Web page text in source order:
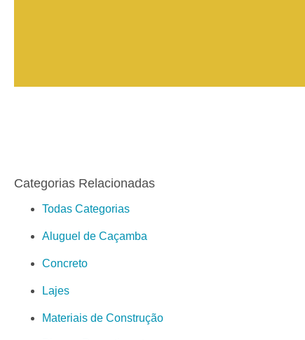
Categorias Relacionadas
Todas Categorias
Aluguel de Caçamba
Concreto
Lajes
Materiais de Construção